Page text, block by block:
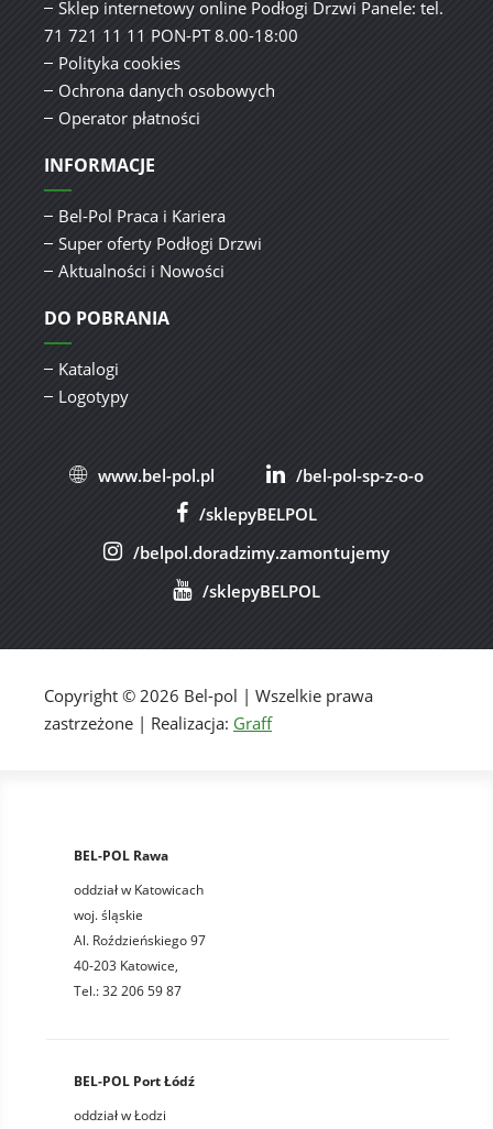
Sklep internetowy online Podłogi Drzwi Panele: tel.
71 721 11 11 PON-PT 8.00-18:00
Polityka cookies
Ochrona danych osobowych
Operator płatności
INFORMACJE
Bel-Pol Praca i Kariera
Super oferty Podłogi Drzwi
Aktualności i Nowości
DO POBRANIA
Katalogi
Logotypy
www.bel-pol.pl
/bel-pol-sp-z-o-o
/sklepyBELPOL
/belpol.doradzimy.zamontujemy
/sklepyBELPOL
Copyright © 2026 Bel-pol | Wszelkie prawa
zastrzeżone | Realizacja: Graff
BEL-POL Rawa
oddział w Katowicach
woj. śląskie
Al. Roździeńskiego 97
40-203 Katowice,
Tel.: 32 206 59 87
BEL-POL Port Łódź
oddział w Łodzi